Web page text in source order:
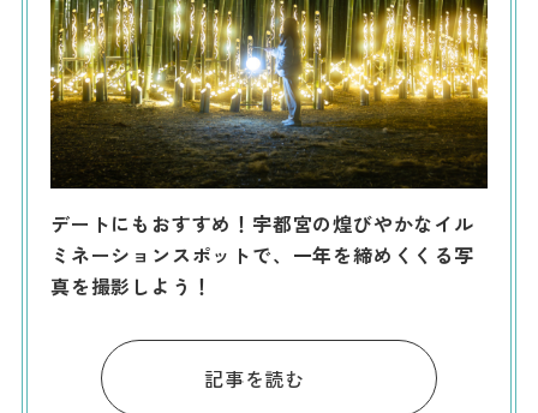
デートにもおすすめ！宇都宮の煌びやかなイル
ミネーションスポットで、一年を締めくくる写
真を撮影しよう！
記事を読む